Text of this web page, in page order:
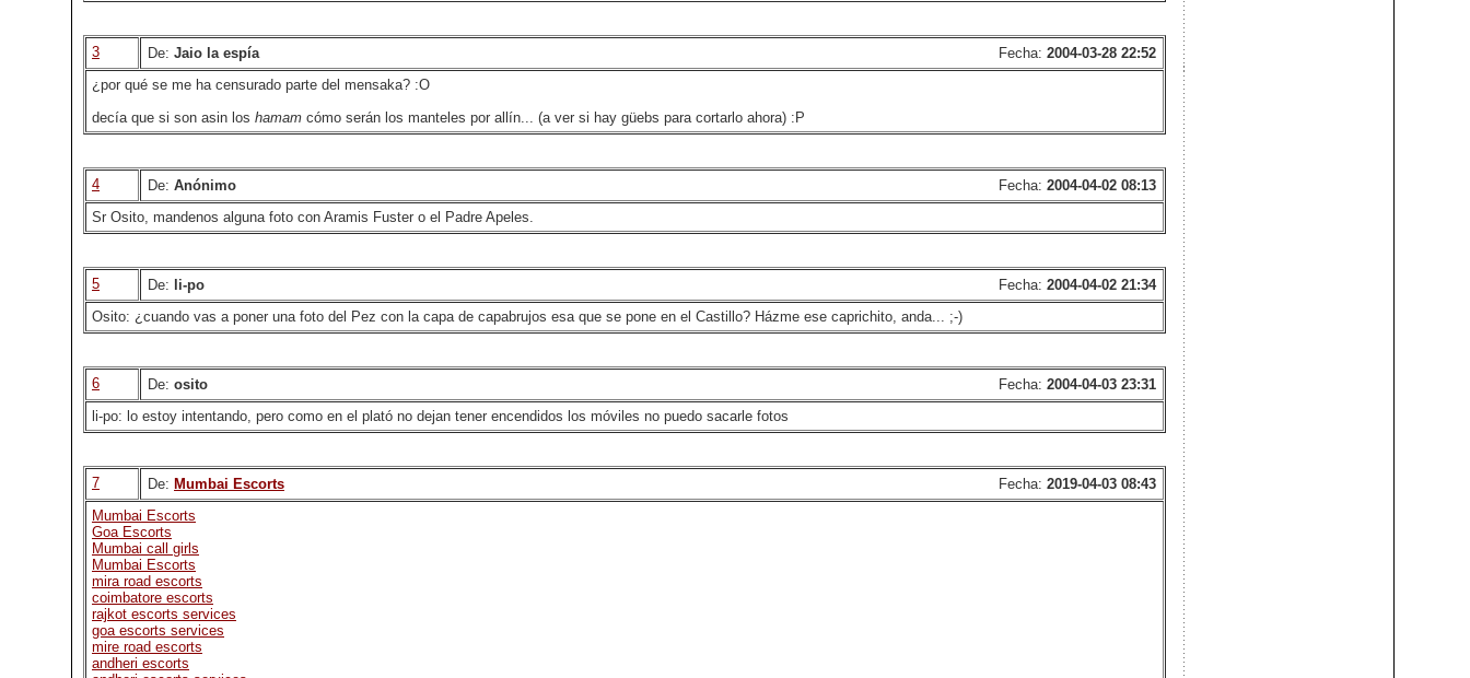
3 De: Jaio la espía Fecha: 2004-03-28 22:52
¿por qué se me ha censurado parte del mensaka? :O
decía que si son asin los hamam cómo serán los manteles por allín... (a ver si hay güebs para cortarlo ahora) :P
4 De: Anónimo Fecha: 2004-04-02 08:13
Sr Osito, mandenos alguna foto con Aramis Fuster o el Padre Apeles.
5 De: li-po Fecha: 2004-04-02 21:34
Osito: ¿cuando vas a poner una foto del Pez con la capa de capabrujos esa que se pone en el Castillo? Házme ese caprichito, anda... ;-)
6 De: osito Fecha: 2004-04-03 23:31
li-po: lo estoy intentando, pero como en el plató no dejan tener encendidos los móviles no puedo sacarle fotos
7 De: Mumbai Escorts Fecha: 2019-04-03 08:43
Mumbai Escorts
Goa Escorts
Mumbai call girls
Mumbai Escorts
mira road escorts
coimbatore escorts
rajkot escorts services
goa escorts services
mire road escorts
andheri escorts